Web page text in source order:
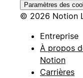
Paramètres des
© 2026 Notion
Entreprise
À propos
Notion
Carrières